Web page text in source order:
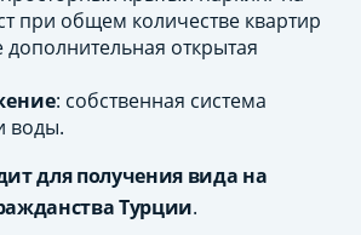
при общем количестве квартир
дополнительная открытая
: собственная система
воды.
для получения вида на
Турции.